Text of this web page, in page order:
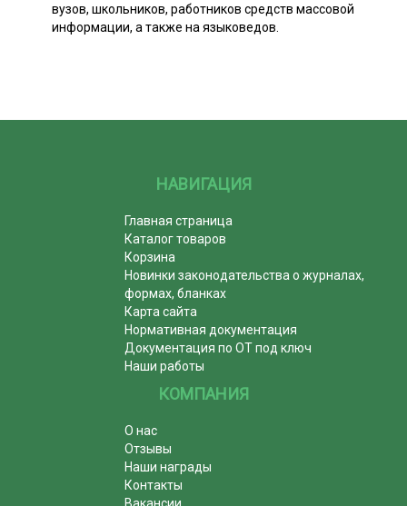
вузов, школьников, работников средств массовой
информации, а также на языковедов.
НАВИГАЦИЯ
Главная страница
Каталог товаров
Корзина
Новинки законодательства о журналах,
формах, бланках
Карта сайта
Нормативная документация
Документация по ОТ под ключ
Наши работы
КОМПАНИЯ
О нас
Отзывы
Наши награды
Контакты
Вакансии